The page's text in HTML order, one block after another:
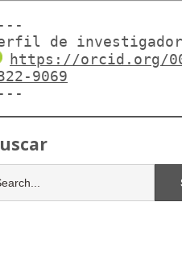
de
https://orcid.org/
9069